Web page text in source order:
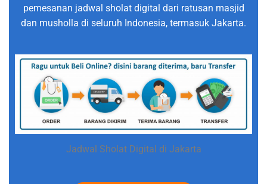
pemesanan jadwal sholat digital dari ratusan masjid
dan musholla di seluruh Indonesia, termasuk Jakarta.
Jadwal Sholat Digital di Jakarta